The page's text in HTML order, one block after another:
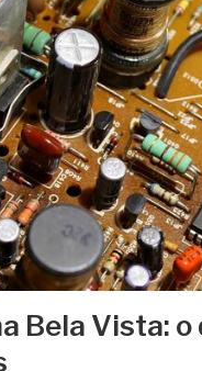
Bela Vista: o